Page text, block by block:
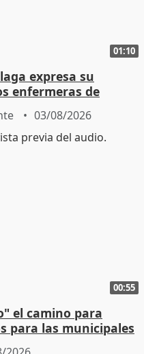
01:10
expresa su
enfermeras de
03/08/2026
00:55
el camino para
para las municipales